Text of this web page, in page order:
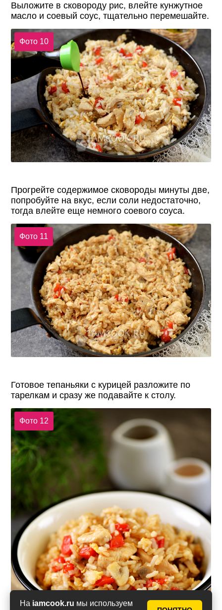
На iamcook.ru мы используем
Выложите в сковороду рис, влейте кунжутное
масло и соевый соус, тщательно перемешайте.
Фото 10
Прогрейте содержимое сковороды минуты две,
попробуйте на вкус, если соли недостаточно,
тогда влейте еще немного соевого соуса.
Фото 11
Готовое тепаньяки с курицей разложите по
тарелкам и сразу же подавайте к столу.
Фото 12